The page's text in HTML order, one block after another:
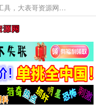
本网站提供资源工具下载，大老表资源工具，大表哥资源网软件工具，大老表资源下载，活动线报福利资源分享,活动线报，大型网游经典游戏，网络热门技术游戏辅助交流与分享。